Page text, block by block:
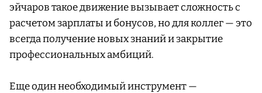
эйчаров такое движение вызывает сложность с
расчетом зарплаты и бонусов, но для коллег — это
всегда получение новых знаний и закрытие
профессиональных амбиций.
Еще один необходимый инструмент —